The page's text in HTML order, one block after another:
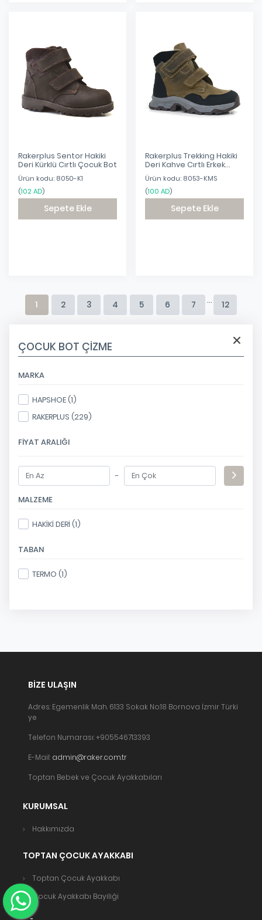
ÇOCUK BOT ÇİZME
MARKA
HAPSHOE (1)
RAKERPLUS (229)
FIYAT ARALIĞI
-
MALZEME
HAKİKİ DERİ (1)
TABAN
TERMO (1)
Rakerplus Sentor Hakiki
Deri Kürklü Cırtlı Çocuk Bot
Ürün kodu: 8050-K1
(102 AD)
Sepete Ekle
Rakerplus Trekking Hakiki
Deri Kahve Cırtlı Erkek
Çocuk Bot
Ürün kodu: 8053-KMS
(100 AD)
Sepete Ekle
1 2 3 4 5 6 7 ... 12
BIZE ULAŞIN
Adres: Egemenlik Mah. 6133 Sokak No:18 Bornova İzmir Türki
ye
Telefon Numarası: +905546713393
E-Mail: admin@raker.com.tr
Toptan Bebek ve Çocuk Ayakkabıları
KURUMSAL
Hakkımızda
TOPTAN ÇOCUK AYAKKABI
Toptan Çocuk Ayakkabı
Çocuk Ayakkabı Bayiliği